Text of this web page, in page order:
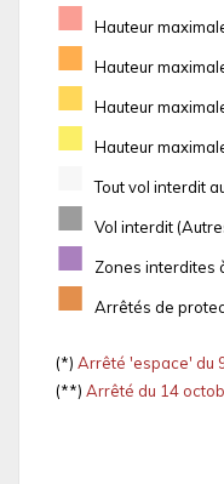
■ Hauteur
■ Hauteur
■ Hauteur
■ Hauteur
Tout vol interdit
■ Vol interdit
■ Zones interdites
■ Arrêtés de
(*) Arrêté 'espace' du
(**) Arrêté du 14